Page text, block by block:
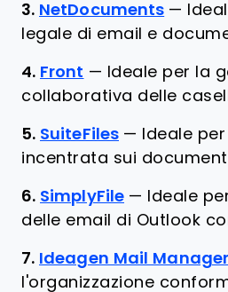
3. NetDocuments —
legale di email e
4. Front — Ideale per la
collaborativa delle
5. SuiteFiles —
Ideale
incentrata sui
6. SimplyFile —
Ideale
delle email di Outlook
7. Ideagen Mail Manager
l'organizzazione